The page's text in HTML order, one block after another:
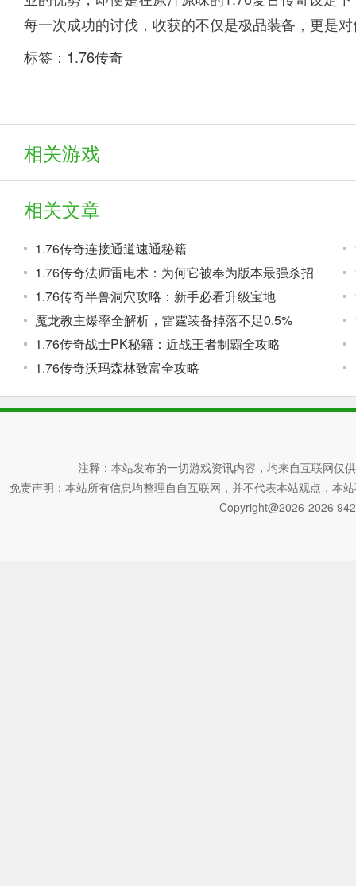
每一次成功的讨伐，收获的不仅是极品装备，更是
标签： 1.76传奇
相关游戏
相关文章
1.76传奇连接通道速通秘籍
1.76传奇法师雷电术：为何它被奉为版本最强杀招
1.76传奇半兽洞穴攻略：新手必看升级宝地
魔龙教主爆率全解析，雷霆装备掉落不足0.5%
1.76传奇战士PK秘籍：近战王者制霸全攻略
1.76传奇沃玛森林致富全攻略
注释：本站发布的一切游戏资讯内容，均来自互联网仅
免责声明：本站所有信息均整理自自互联网，并不代表本站观点，本
Copyright@2026-2026